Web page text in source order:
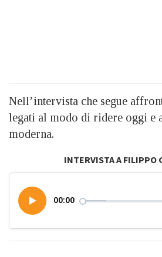
Nell’intervista che segue
legati al modo di ridere oggi e
moderna.
INTERVISTA A FILIPPO
00:00